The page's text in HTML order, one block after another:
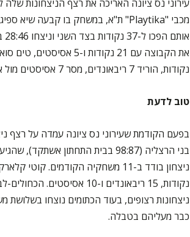
נקודות, הוריד 7 ריבאונדים, מסר 7 אסיסטים מול איבוד בודד וחטף 5 כדורים.
טוב לדעת
בפעם הקודמת שעירוני נס ציונה עמדה על רצף
בני הרצליה (98:87 בבית התחתון
נקודות, 15 ריבאונדים ו-10
ניצחונות רצופים, בעוד הכתומים נוצחו
כבר מעליהם בטבלה.